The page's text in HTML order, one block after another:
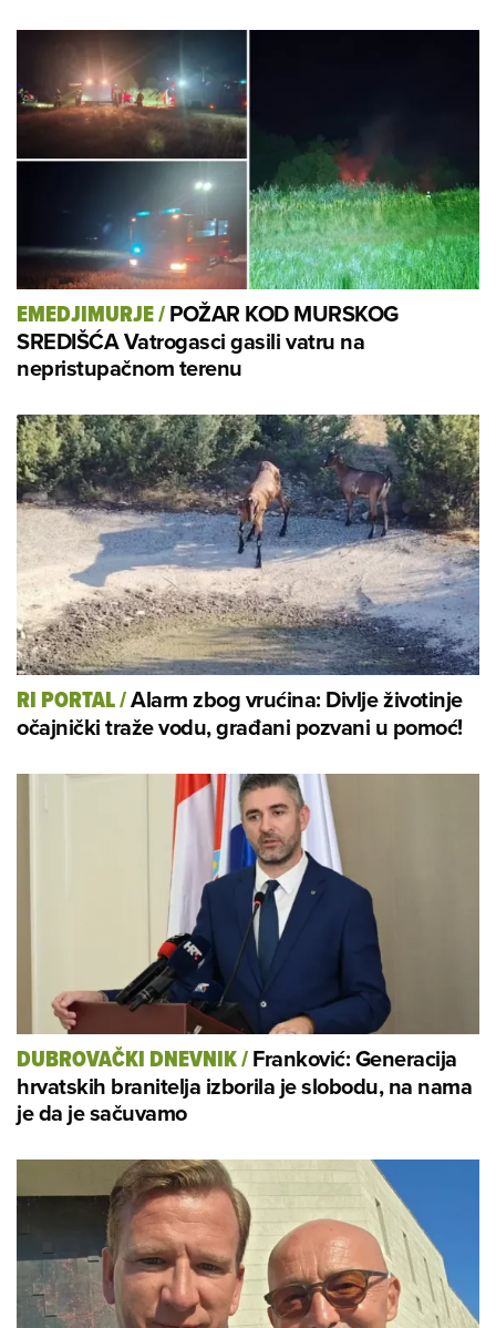
EMEDJIMURJE/POŽAR KOD MURSKOG
SREDIŠĆA Vatrogasci gasili vatru na
nepristupačnom terenu
RI PORTAL/Alarm zbog vrućina: Divlje životinje
očajnički traže vodu, građani pozvani u pomoć!
DUBROVAČKI DNEVNIK/Franković: Generacija
hrvatskih branitelja izborila je slobodu, na nama
je da je sačuvamo